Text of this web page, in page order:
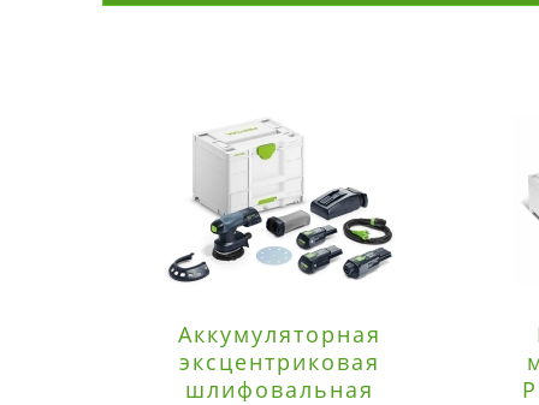
Аккумуляторная
эксцентриковая
шлифовальная